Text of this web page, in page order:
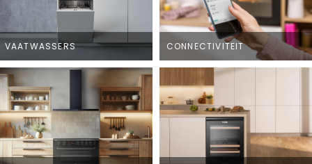
VAATWASSERS CONNECTIVITEIT